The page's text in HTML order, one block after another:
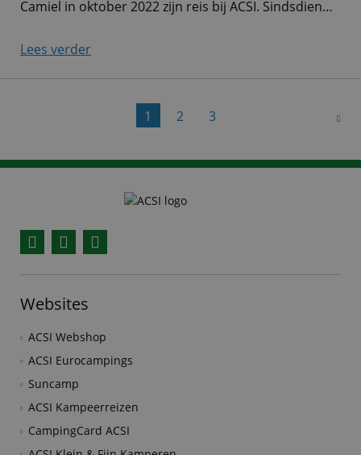
Camiel in oktober 2022 zijn reis bij ACSI. Sindsdien
team ICT. Hij vertelt je graag iets meer over zijn rol
als productowner bij ACSI. Herkenbare ACSI-Auto's
Lees verder
1 2 3
Websites
ACSI Webshop
ACSI Eurocampings
Suncamp
ACSI Kampeerreizen
CampingCard ACSI